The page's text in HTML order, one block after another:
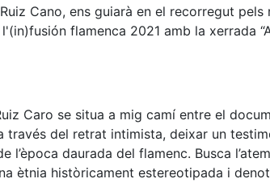
Cano, ens guiarà en el recorregut
flamenca 2021 amb la xerrada
Caro se situa a mig camí entre el
través del retrat intimista, deixar un
l’època daurada del flamenc. Busca
ètnia històricament estereotipada i